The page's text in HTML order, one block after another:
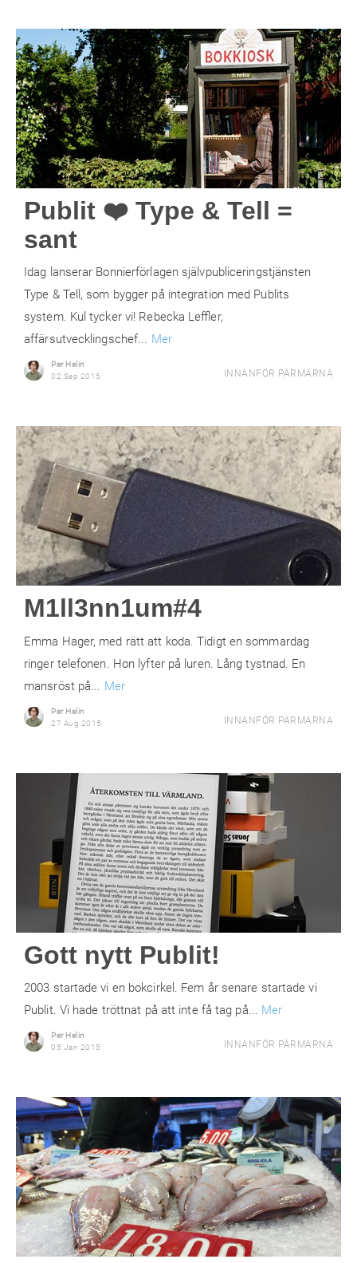
Publit ❤️ Type & Tell =
sant
Idag lanserar Bonnierförlagen självpubliceringstjänsten
Type & Tell, som bygger på integration med Publits
system. Kul tycker vi! Rebecka Leffler,
affärsutvecklingschef... Mer
Per Helin
02 Sep 2015
INNANFÖR PÄRMARNA
M1ll3nn1um#4
Emma Hager, med rätt att koda. Tidigt en sommardag
ringer telefonen. Hon lyfter på luren. Lång tystnad. En
mansröst på... Mer
Per Helin
27 Aug 2015
INNANFÖR PÄRMARNA
Gott nytt Publit!
2003 startade vi en bokcirkel. Fem år senare startade vi
Publit. Vi hade tröttnat på att inte få tag på... Mer
Per Helin
05 Jan 2015
INNANFÖR PÄRMARNA